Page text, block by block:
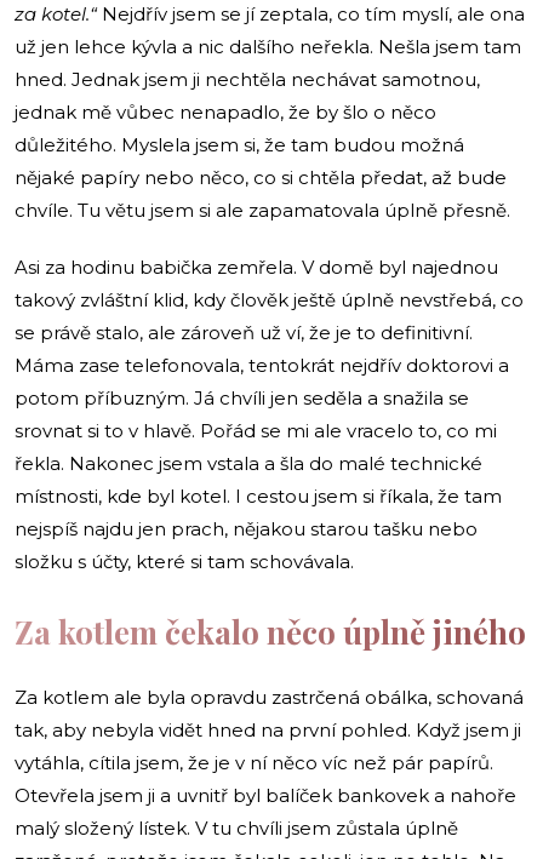
za kotel.“Nejdřív jsem se jí zeptala, co tím myslí, ale ona
už jen lehce kývla a nic dalšího neřekla. Nešla jsem tam
hned. Jednak jsem ji nechtěla nechávat samotnou,
jednak mě vůbec nenapadlo, že by šlo o něco
důležitého. Myslela jsem si, že tam budou možná
nějaké papíry nebo něco, co si chtěla předat, až bude
chvíle. Tu větu jsem si ale zapamatovala úplně přesně.
Asi za hodinu babička zemřela. V domě byl najednou
takový zvláštní klid, kdy člověk ještě úplně nevstřebá, co
se právě stalo, ale zároveň už ví, že je to definitivní.
Máma zase telefonovala, tentokrát nejdřív doktorovi a
potom příbuzným. Já chvíli jen seděla a snažila se
srovnat si to v hlavě. Pořád se mi ale vracelo to, co mi
řekla. Nakonec jsem vstala a šla do malé technické
místnosti, kde byl kotel. I cestou jsem si říkala, že tam
nejspíš najdu jen prach, nějakou starou tašku nebo
složku s účty, které si tam schovávala.
Za kotlem čekalo něco úplně jiného
Za kotlem ale byla opravdu zastrčená obálka, schovaná
tak, aby nebyla vidět hned na první pohled. Když jsem ji
vytáhla, cítila jsem, že je v ní něco víc než pár papírů.
Otevřela jsem ji a uvnitř byl balíček bankovek a nahoře
malý složený lístek. V tu chvíli jsem zůstala úplně